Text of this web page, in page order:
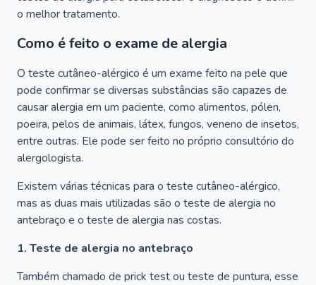
o melhor tratamento.
Como é feito o exame de alergia
O teste cutâneo-alérgico é um exame feito na pele que
pode confirmar se diversas substâncias são capazes de
causar alergia em um paciente, como alimentos, pólen,
poeira, pelos de animais, látex, fungos, veneno de insetos,
entre outras. Ele pode ser feito no próprio consultório do
alergologista.
Existem várias técnicas para o teste cutâneo-alérgico,
mas as duas mais utilizadas são o teste de alergia no
antebraço e o teste de alergia nas costas.
1. Teste de alergia no antebraço
Também chamado de prick test ou teste de puntura, esse